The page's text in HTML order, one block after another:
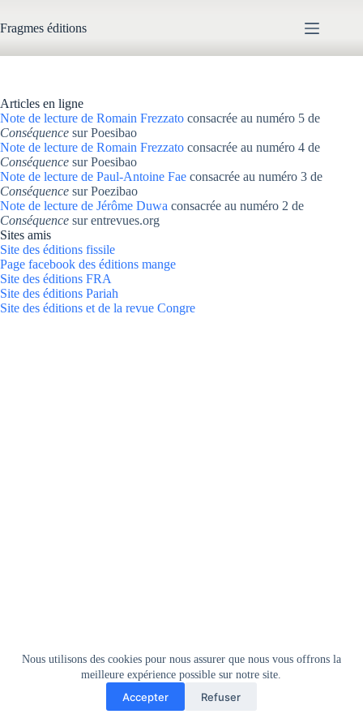
au
contenu
Nous utilisons des cookies pour nous assurer que nous vous offrons la
meilleure expérience possible sur notre site.
Accepter Refuser
Fragmes éditions
Articles en ligne
Note de lecture de Romain Frezzato consacrée au numéro 5 de
Conséquence sur Poesibao
Note de lecture de Romain Frezzato consacrée au numéro 4 de
Conséquence sur Poesibao
Note de lecture de Paul-Antoine Fae consacrée au numéro 3 de
Conséquence sur Poezibao
Note de lecture de Jérôme Duwa consacrée au numéro 2 de
Conséquence sur entrevues.org
Sites amis
Site des éditions fissile
Page facebook des éditions mange
Site des éditions FRA
Site des éditions Pariah
Site des éditions et de la revue Congre